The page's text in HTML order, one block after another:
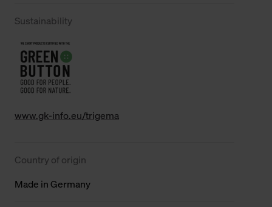
Sustainability
www.gk-info.eu/trigema
Country of origin
Made in Germany